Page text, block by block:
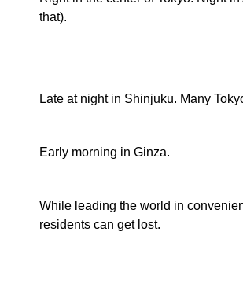
that).
Late at night in Shinjuku. Many
Early morning in Ginza.
While leading the world in
residents can get lost.